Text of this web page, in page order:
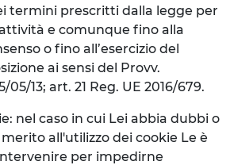
termini prescritti dalla legge per
e comunque fino alla
o fino all’esercizio del
ai sensi del Provv.
05/13; art. 21 Reg. UE 2016/679.
nel caso in cui Lei abbia dubbi o
all'utilizzo dei cookie Le è
per impedirne